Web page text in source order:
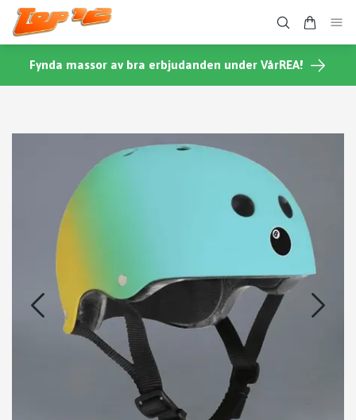
Fynda massor av bra erbjudanden under VårREA!